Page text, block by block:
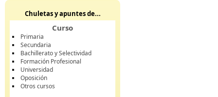
Chuletas y apuntes de...
Curso
Primaria
Secundaria
Bachillerato y Selectividad
Formación Profesional
Universidad
Oposición
Otros cursos